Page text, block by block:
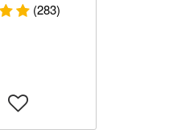
(283)